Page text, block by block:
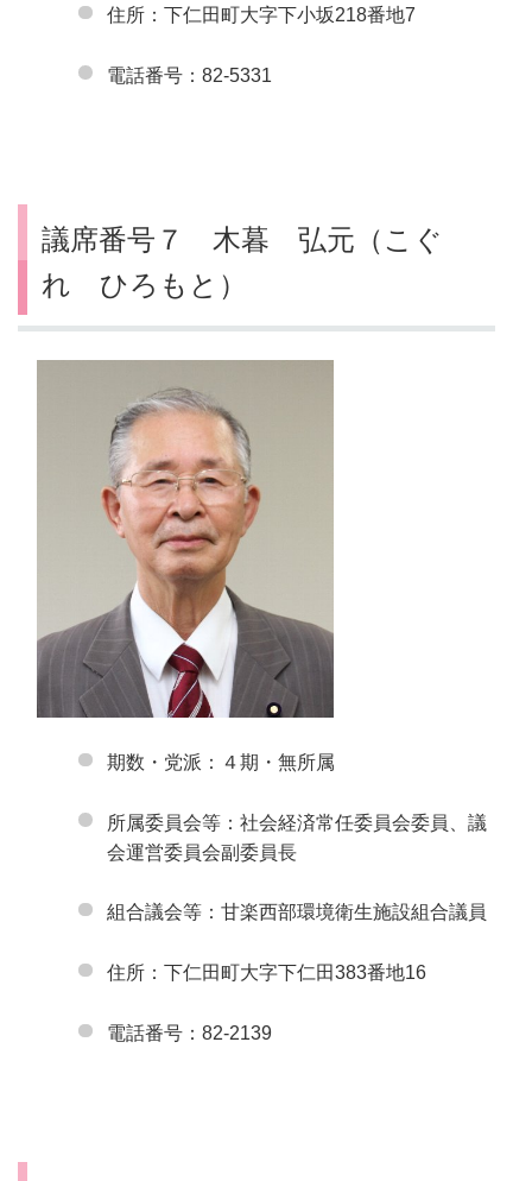
住所：下仁田町大字下小坂218番地7
電話番号：82-5331
議席番号７ 木暮 弘元（こぐ
れ ひろもと）
期数・党派：４期・無所属
所属委員会等：社会経済常任委員会委員、議
会運営委員会副委員長
組合議会等：甘楽西部環境衛生施設組合議員
住所：下仁田町大字下仁田383番地16
電話番号：82-2139